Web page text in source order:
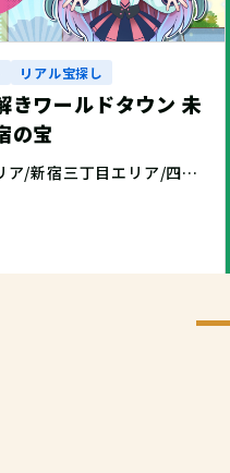
リアル宝探し
きワールドタウン 未
の宝
新宿駅周辺エリア/新宿三丁目エリア/四谷エリア